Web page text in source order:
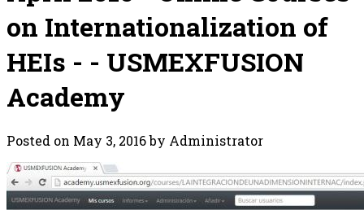
on Internationalization of
HEIs - - USMEXFUSION
Academy
Posted on May 3, 2016 by Administrator